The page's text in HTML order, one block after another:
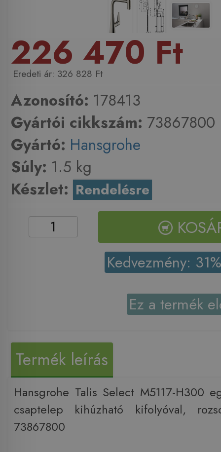
226 470 Ft
326 828 Ft
Azonosító: 178413
Gyártói cikkszám: 73867800
Gyártó: Hansgrohe
Súly: 1.5 kg
Készlet: Rendelésre
Kedvezmény:
Ez a termék
Termék leírás
Hansgrohe Talis Select M5117-H300
csaptelep kihúzható kifolyóval,
73867800